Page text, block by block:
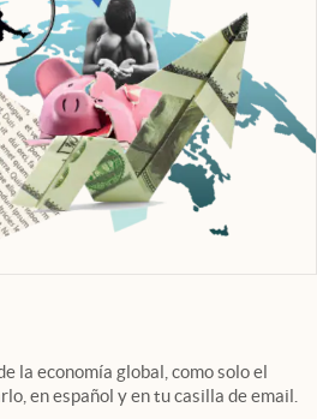
en nueva pestaña
la economía global, como solo el
en español y en tu casilla de email.